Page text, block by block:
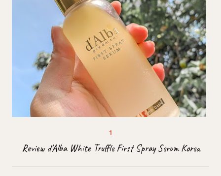
Review d'Alba White Truffle First Spray Serum Korea